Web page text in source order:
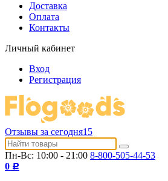
Доставка
Оплата
Контакты
Личный кабинет
Вход
Регистрация
Отзывы за сегодня15
Пн-Вс: 10:00 - 21:00 8-800-505-44-53
0 Р